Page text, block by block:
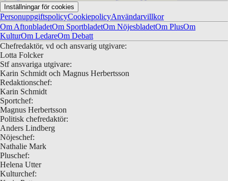
Inställningar för cookies
PersonuppgiftspolicyCookiepolicyAnvändarvillkor
Om AftonbladetOm SportbladetOm NöjesbladetOm PlusOm
KulturOm LedareOm Debatt
Chefredaktör, vd och ansvarig utgivare:
Lotta Folcker
Stf ansvariga utgivare:
Karin Schmidt och Magnus Herbertsson
Redaktionschef:
Karin Schmidt
Sportchef:
Magnus Herbertsson
Politisk chefredaktör:
Anders Lindberg
Nöjeschef:
Nathalie Mark
Pluschef:
Helena Utter
Kulturchef: